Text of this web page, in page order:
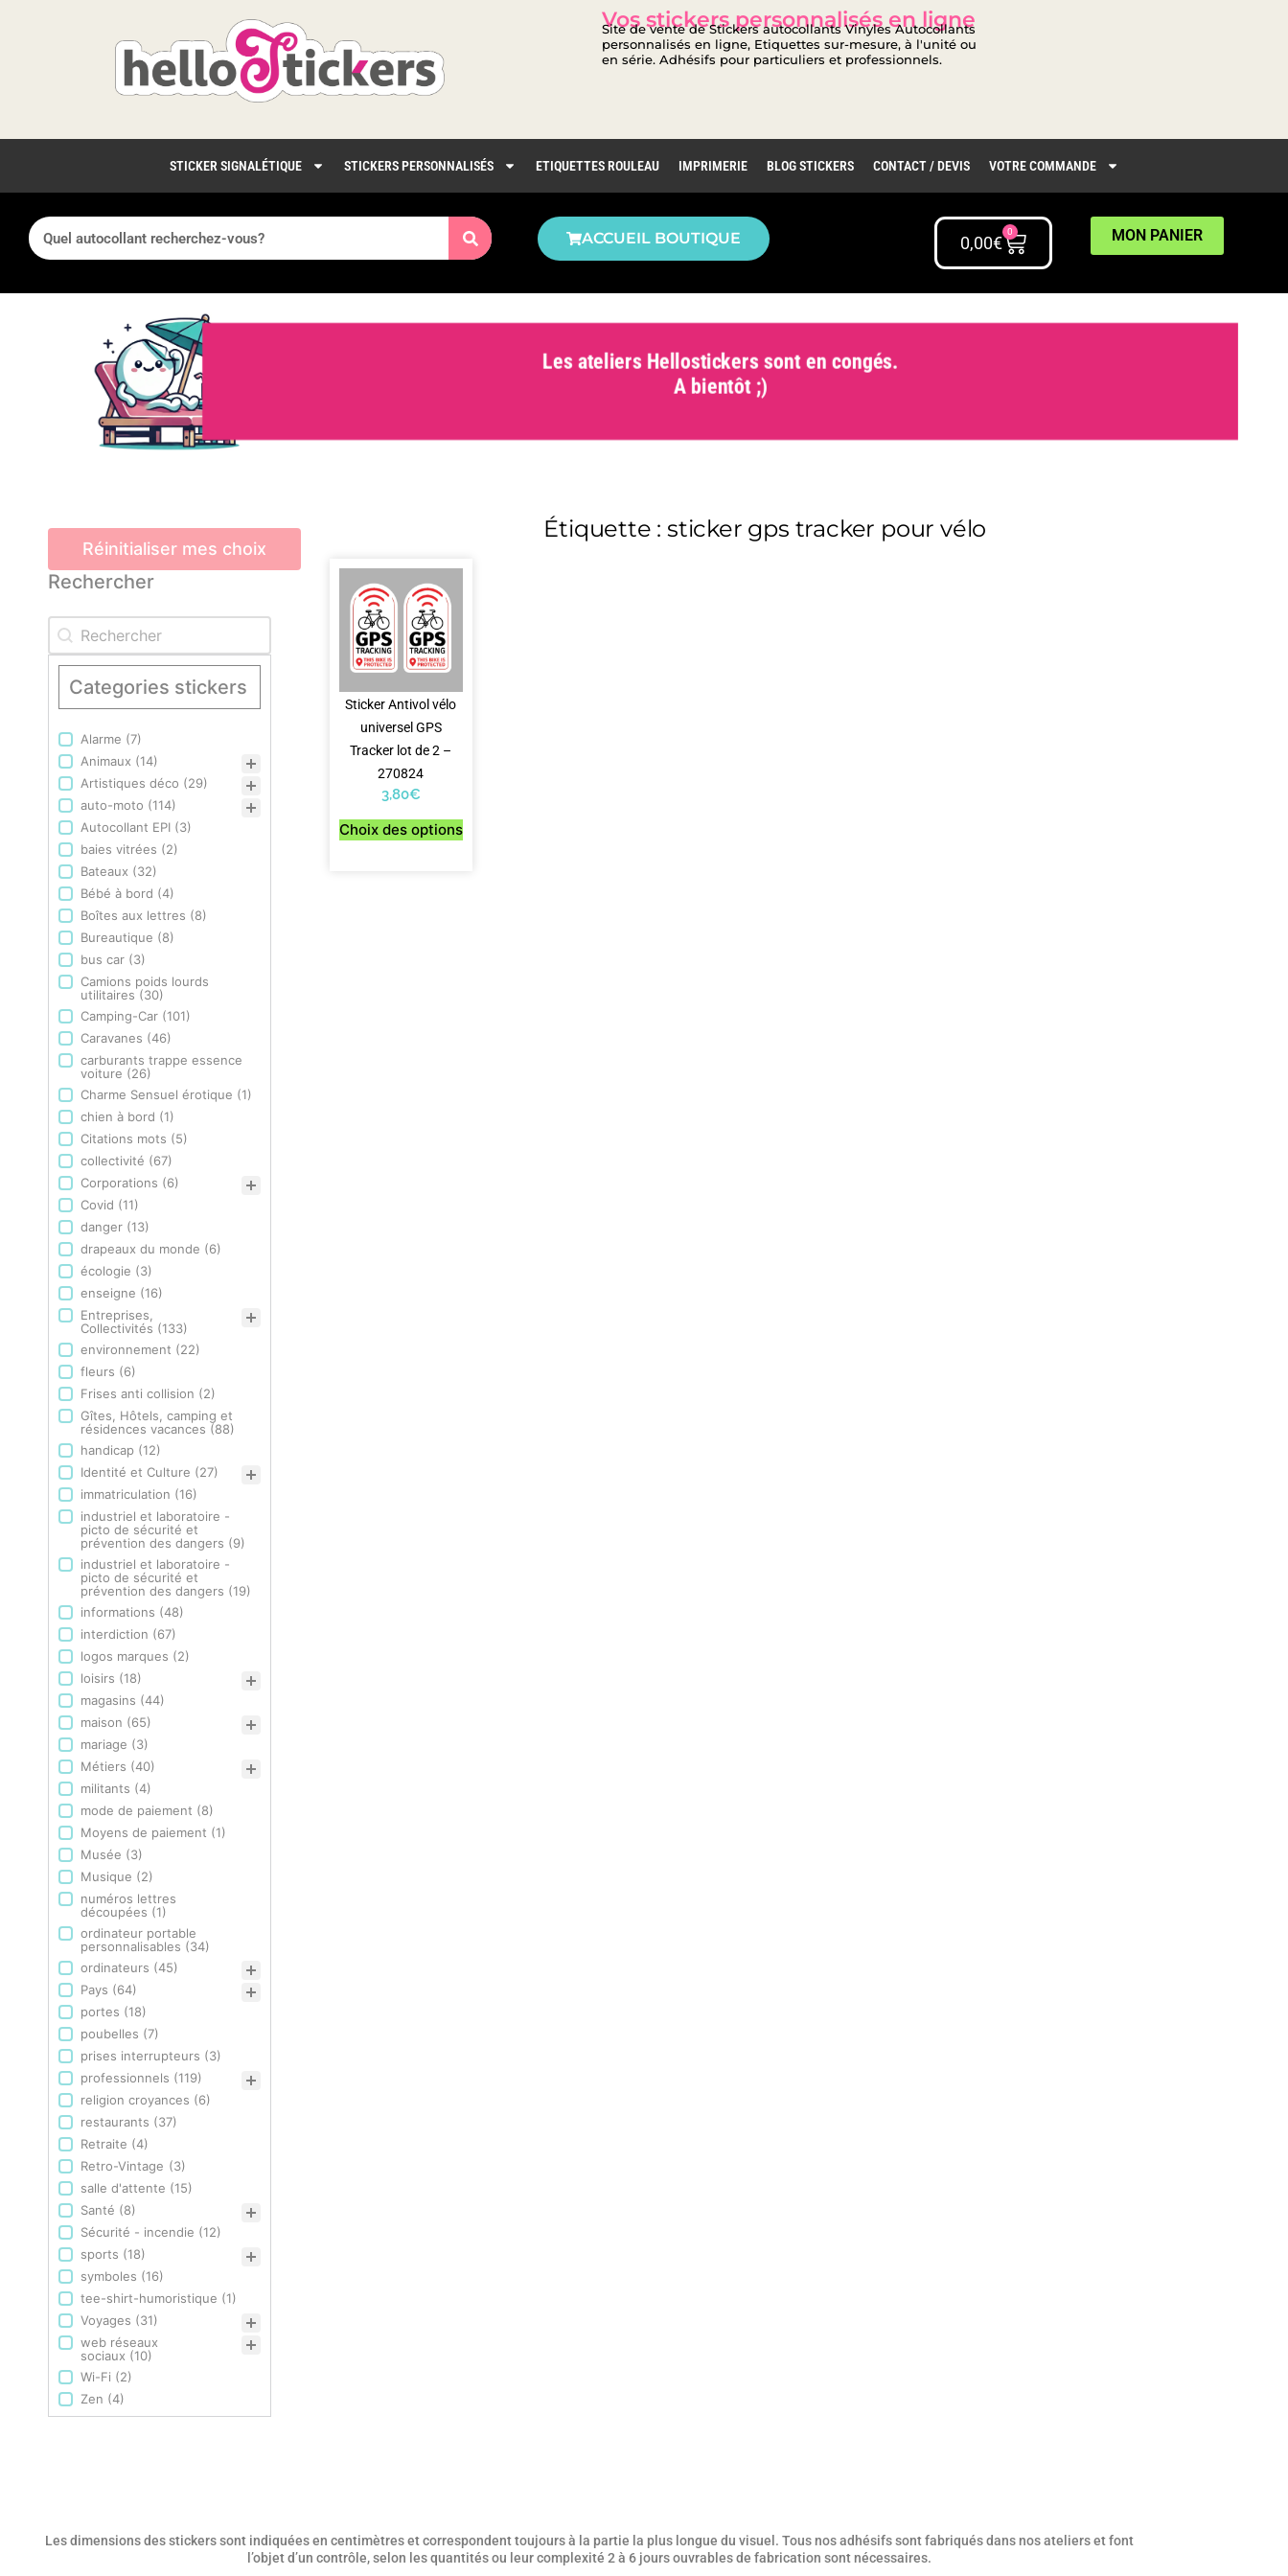
Vos stickers personnalisés en ligne
Site de vente de Stickers autocollants Vinyles Autocollants
personnalisés en ligne, Etiquettes sur-mesure, à l'unité ou
en série. Adhésifs pour particuliers et professionnels.
STICKER SIGNALÉTIQUE STICKERS PERSONNALISÉS ETIQUETTES ROULEAU IMPRIMERIE BLOG STICKERS CONTACT / DEVIS VOTRE COMMANDE
ACCUEIL BOUTIQUE 0,00€
0 MON PANIER
Les ateliers Hellostickers sont en congés.
A bientôt ;)
Réinitialiser mes choix
Rechercher
Rechercher
Rechercher
Categories stickers
Categories stickers
Alarme (7)
Animaux (14)
Artistiques déco (29)
auto-moto (114)
Autocollant EPI (3)
baies vitrées (2)
Bateaux (32)
Bébé à bord (4)
Boîtes aux lettres (8)
Bureautique (8)
bus car (3)
Camions poids lourds
utilitaires(30)
Camping-Car (101)
Caravanes (46)
carburants trappe essence
voiture (26)
Charme Sensuel érotique (1)
chien à bord (1)
Citations mots (5)
collectivité (67)
Corporations (6)
Covid (11)
danger (13)
drapeaux du monde (6)
écologie (3)
enseigne (16)
Entreprises,
Collectivités (133)
environnement (22)
fleurs (6)
Frises anti collision (2)
Gîtes, Hôtels, camping et
résidences vacances (88)
handicap (12)
Identité et Culture (27)
immatriculation (16)
industriel et laboratoire -
picto de sécurité et
prévention des dangers (9)
industriel et laboratoire -
picto de sécurité et
prévention des dangers (19)
informations (48)
interdiction (67)
logos marques (2)
loisirs (18)
magasins (44)
maison (65)
mariage (3)
Métiers (40)
militants (4)
mode de paiement (8)
Moyens de paiement (1)
Musée (3)
Musique (2)
numéros lettres
découpées (1)
ordinateur portable
personnalisables (34)
ordinateurs (45)
Pays (64)
portes (18)
poubelles (7)
prises interrupteurs (3)
professionnels (119)
religion croyances (6)
restaurants (37)
Retraite (4)
Retro-Vintage (3)
salle d'attente (15)
Santé (8)
Sécurité - incendie (12)
sports (18)
symboles (16)
tee-shirt-humoristique (1)
Voyages (31)
web réseaux
sociaux (10)
Wi-Fi (2)
Zen (4)
Étiquette : sticker gps tracker pour vélo
Sticker Antivol vélo
universel GPS
Tracker lot de 2 –
270824
3,80€
Choix des options
Les dimensions des stickers sont indiquées en centimètres et correspondent toujours à la partie la plus longue du visuel. Tous nos adhésifs sont fabriqués dans nos ateliers et font
l’objet d’un contrôle, selon les quantités ou leur complexité 2 à 6 jours ouvrables de fabrication sont nécessaires.